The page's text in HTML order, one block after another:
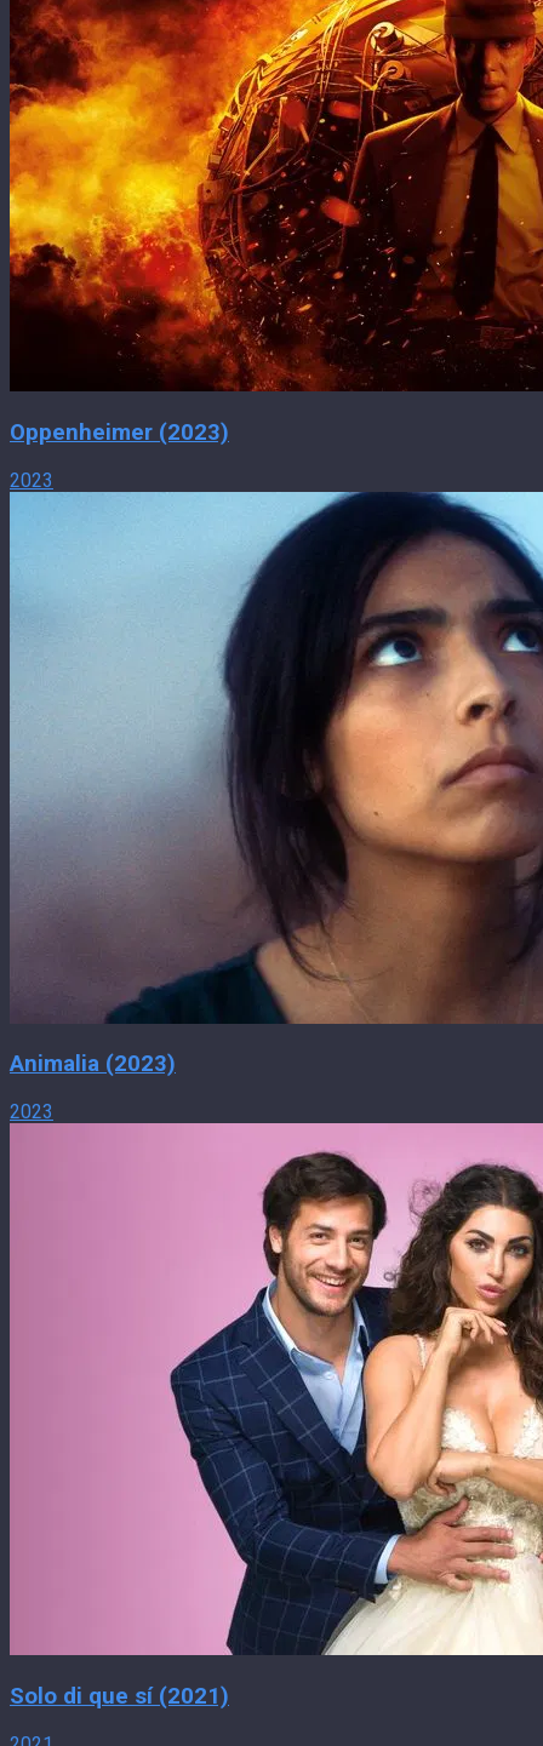
Oppenheimer (2023)
2023
Animalia (2023)
2023
Solo di que sí (2021)